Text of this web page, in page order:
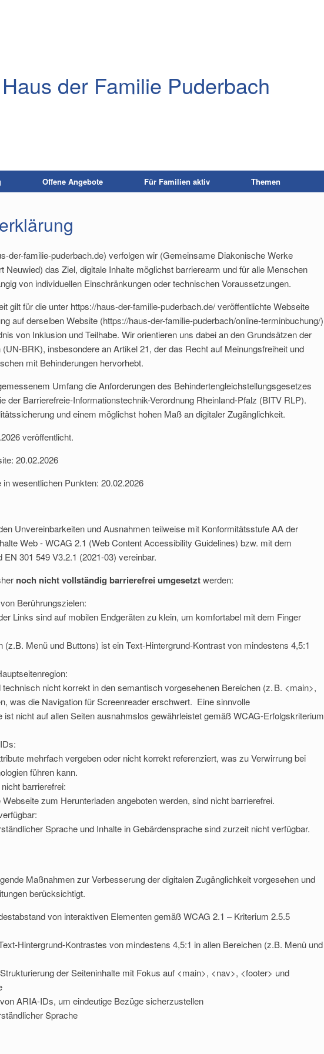
Haus der Familie Puderbach
Offene Angebote Für Familien aktiv Themen
der-familie-puderbach.de) verfolgen wir (Gemeinsame Diakonische Werke
Neuwied) das Ziel, digitale Inhalte möglichst barrierearm und für alle Menschen
von individuellen Einschränkungen oder technischen Voraussetzungen.
gilt für die unter https://haus-der-familie-puderbach.de/ veröffentlichte Webseite
auf derselben Website (https://haus-der-familie-puderbach/online-terminbuchung/)
von Inklusion und Teilhabe. Wir orientieren uns dabei an den Grundsätzen der
BRK), insbesondere an Artikel 21, der das Recht auf Meinungsfreiheit und
mit Behinderungen hervorhebt.
Umfang die Anforderungen des Behindertengleichstellungsgesetzes
der Barrierefreie-Informationstechnik-Verordnung Rheinland-Pfalz (BITV RLP).
und einem möglichst hohen Maß an digitaler Zugänglichkeit.
veröffentlicht.
20.02.2026
wesentlichen Punkten: 20.02.2026
Unvereinbarkeiten und Ausnahmen teilweise mit Konformitätsstufe AA der
Web - WCAG 2.1 (Web Content Accessibility Guidelines) bzw. mit dem
301 549 V3.2.1 (2021-03) vereinbar.
noch nicht vollständig barrierefrei umgesetztwerden:
Berührungszielen:
Links sind auf mobilen Endgeräten zu klein, um komfortabel mit dem Finger
(z.B. Menü und Buttons) ist ein Text-Hintergrund-Kontrast von mindestens 4,5:1
nicht korrekt in den semantisch vorgesehenen Bereichen (z. B. <main>,
was die Navigation für Screenreader erschwert. Eine sinnvolle
ist nicht auf allen Seiten ausnahmslos gewährleistet gemäß WCAG-Erfolgskriterium
mehrfach vergeben oder nicht korrekt referenziert, was zu Verwirrung bei
führen kann.
barrierefrei:
zum Herunterladen angeboten werden, sind nicht barrierefrei.
Sprache und Inhalte in Gebärdensprache sind zurzeit nicht verfügbar.
Maßnahmen zur Verbesserung der digitalen Zugänglichkeit vorgesehen und
berücksichtigt.
von interaktiven Elementen gemäß WCAG 2.1 – Kriterium 2.5.5
Hintergrund-Kontrastes von mindestens 4,5:1 in allen Bereichen (z.B. Menü und
der Seiteninhalte mit Fokus auf <main>, <nav>, <footer> und
ARIA-IDs, um eindeutige Bezüge sicherzustellen
Sprache
Gemeinsame Familien-
Aktion auf dem Pferdehof
Abenteuer auf dem
Naturerlebnispfad